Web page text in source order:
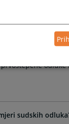
oglednim
odluka
sudskih